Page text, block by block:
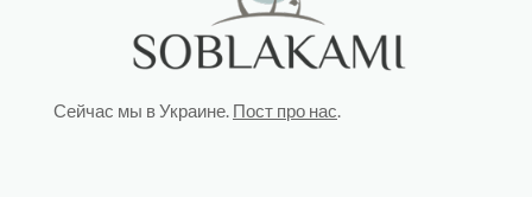
Сейчас мы в Украине. Пост про нас.